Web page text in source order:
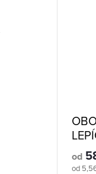
od
Měrná
od